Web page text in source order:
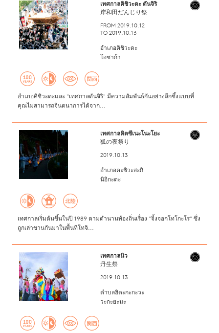
เทศกาลคิชิวะดะ ดันจิริ
岸和田だんじり祭
FROM 2019.10.12
TO 2019.10.13
อำเภอคิชิวะดะ
โอซาก้า
อำเภอคิชิวะดะและ "เทศกาลดันจิริ" มีความสัมพันธ์กันอย่างลึกซึ้งแบบที่
คุณไม่สามารถจินตนาการได้จาก...
เทศกาลคิตซึเนะโนะโยะ
狐の夜祭り
2019.10.13
อำเภอคะชิวะสะกิ
นิอิกะตะ
เทศกาลเริ่มต้นขึ้นในปี 1989 ตามตำนานท้องถิ่นเรื่อง "จิ้งจอกโทโกะโร" ซึ่ง
ถูกเล่าขานกันมาในพื้นที่โทจิ...
เทศกาลนิว
丹生祭
2019.10.13
ตำบลฮิดะกะกะวะ
วะกะยะมะ